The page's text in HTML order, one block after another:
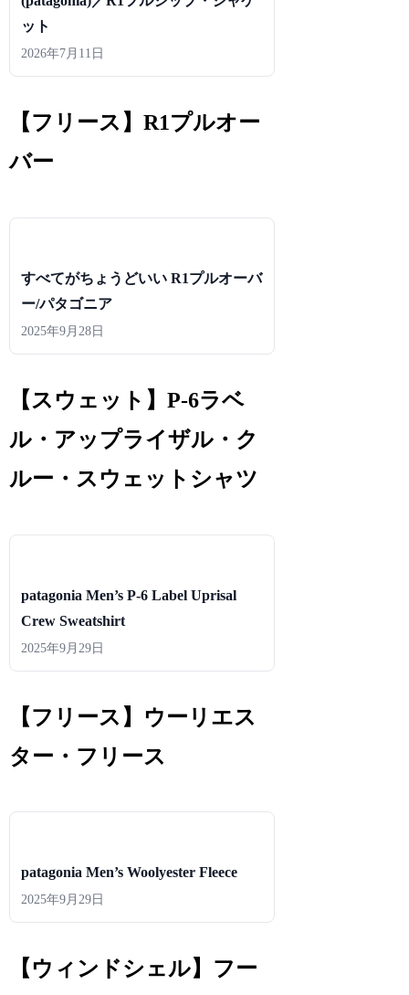
ット
2026年7月11日
【フリース】R1プルオー
バー
すべてがちょうどいい R1プルオーバ
ー/パタゴニア
2025年9月28日
【スウェット】P-6ラベ
ル・アップライザル・ク
ルー・スウェットシャツ
patagonia Men’s P-6 Label Uprisal
Crew Sweatshirt
2025年9月29日
【フリース】ウーリエス
ター・フリース
patagonia Men’s Woolyester Fleece
2025年9月29日
【ウィンドシェル】フー